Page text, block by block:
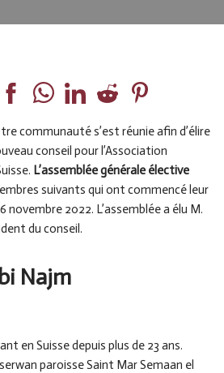
on
Facebook
on
WhatsApp
on
LinkedIn
on
Reddit
on
Pinterest
communauté s’est réunie afin d’élire
conseil pour l’Association
L’assemblée générale élective
suivants qui ont commencé leur
novembre 2022. L’assemblée a élu M.
du conseil.
Najm
en Suisse depuis plus de 23 ans.
paroisse Saint Mar Semaan el